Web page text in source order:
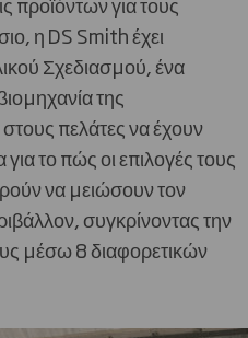
η DS Smith έχει
Σχεδιασμού, ένα
της
πελάτες να έχουν
το πώς οι επιλογές τους
να μειώσουν τον
συγκρίνοντας την
μέσω 8 διαφορετικών